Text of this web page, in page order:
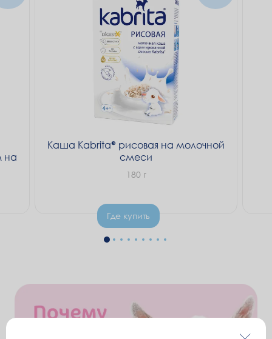
подобный жировому профилю грудного молока,
способствует снижению вероятности запоров,
лучшему энергообмену и усвоению кальция.
способствуют улучшению пищеварения и
укреплению иммунитета.
на
Каша Kabrita
рисовая на молочной
смеси
180 г
Где купить